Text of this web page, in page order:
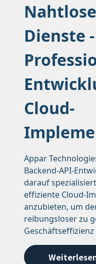
Dienste -
Cloud-
Appar
Backend-API-
darauf
effiziente Cloud-
anzubieten, um
reibungsloser zu